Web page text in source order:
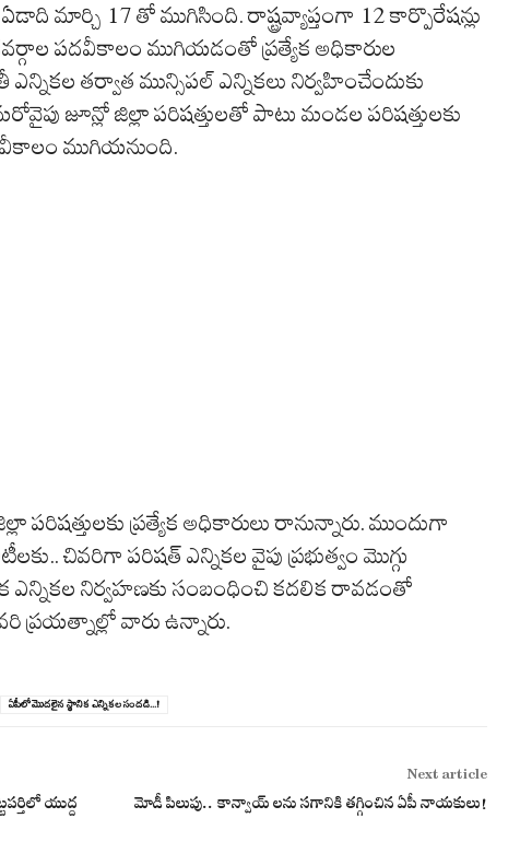
మార్చి 17 తో ముగిసింది. రాష్ట్రవ్యాప్తంగా 12 కార్పొరేషన్లు
పదవీకాలం ముగియడంతో ప్రత్యేక అధికారుల
తర్వాత మున్సిపల్ ఎన్నికలు నిర్వహించేందుకు
జూన్లో జిల్లా పరిషత్తులతో పాటు మండల పరిషత్తులకు
ముగియనుంది.
ప్రత్యేక అధికారులు రానున్నారు. ముందుగా
చివరిగా పరిషత్ ఎన్నికల వైపు ప్రభుత్వం మొగ్గు
ఎన్నికల నిర్వహణకు సంబంధించి కదలిక రావడంతో
ప్రయత్నాల్లో వారు ఉన్నారు.
ఏపీలో మొద‌లైన‌ స్థానిక ఎన్నికల సందడి...!
యుద్ద
Next article
మోడీ పిలుపు.. కాన్వాయ్ లను సగానికి తగ్గించిన ఏపీ నాయకులు!